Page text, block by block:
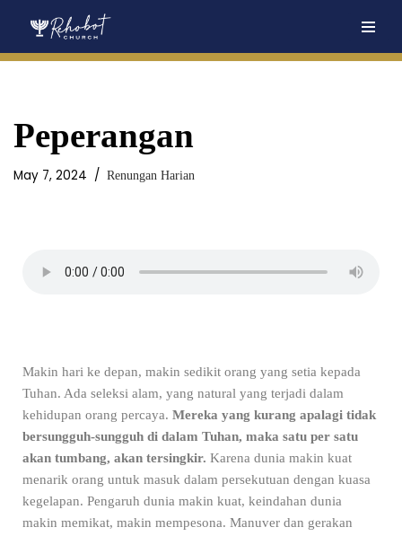
Peperangan
May 7, 2024 Renungan Harian
Makin hari ke depan, makin sedikit orang yang setia kepada
Tuhan. Ada seleksi alam, yang natural yang terjadi dalam
kehidupan orang percaya. Mereka yang kurang apalagi tidak
bersungguh-sungguh di dalam Tuhan, maka satu per satu
akan tumbang, akan tersingkir. Karena dunia makin kuat
menarik orang untuk masuk dalam persekutuan dengan kuasa
kegelapan. Pengaruh dunia makin kuat, keindahan dunia
makin memikat, makin mempesona. Manuver dan gerakan